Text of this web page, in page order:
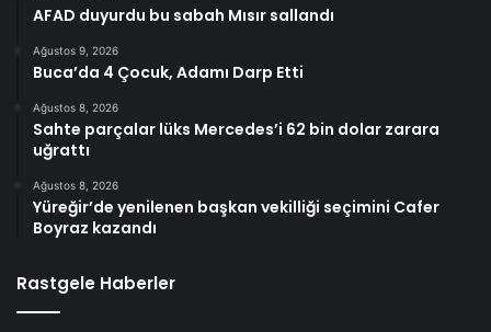
AFAD duyurdu bu sabah Mısır sallandı
Ağustos 9, 2026
Buca’da 4 Çocuk, Adamı Darp Etti
Ağustos 8, 2026
Sahte parçalar lüks Mercedes’i 62 bin dolar zarara
uğrattı
Ağustos 8, 2026
Yüreğir’de yenilenen başkan vekilliği seçimini Cafer
Boyraz kazandı
Rastgele Haberler